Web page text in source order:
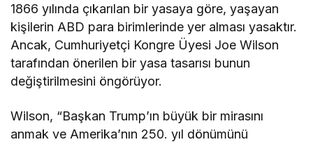
1866 yılında çıkarılan bir yasaya göre, yaşayan
kişilerin ABD para birimlerinde yer alması yasaktır.
Ancak, Cumhuriyetçi Kongre Üyesi Joe Wilson
tarafından önerilen bir yasa tasarısı bunun
değiştirilmesini öngörüyor.
Wilson, “Başkan Trump’ın büyük bir mirasını
anmak ve Amerika’nın 250. yıl dönümünü